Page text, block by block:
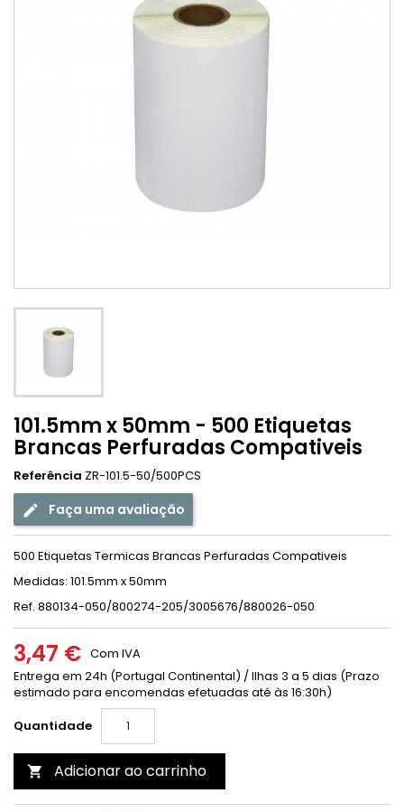
101.5mm x 50mm - 500 Etiquetas
Brancas Perfuradas Compativeis
Referência ZR-101.5-50/500PCS
Faça uma avaliação
500 Etiquetas Termicas Brancas Perfuradas Compativeis
Medidas: 101.5mm x 50mm
Ref. 880134-050/800274-205/3005676/880026-050
3,47 € Com IVA
Entrega em 24h (Portugal Continental) / Ilhas 3 a 5 dias (Prazo
estimado para encomendas efetuadas até às 16:30h)
Quantidade
 Adicionar ao carrinho